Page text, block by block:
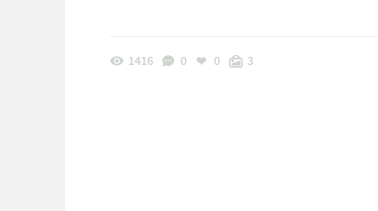
1416 0 0 3